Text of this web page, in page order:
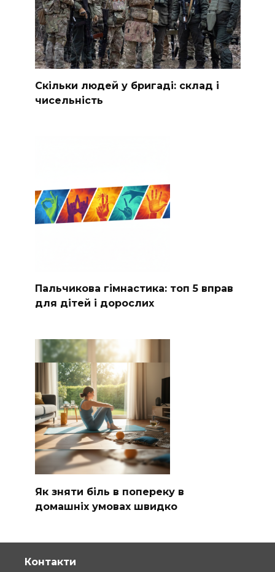
Скільки людей у бригаді: склад і
чисельність
Пальчикова гімнастика: топ 5 вправ
для дітей і дорослих
Як зняти біль в попереку в
домашніх умовах швидко
Контакти